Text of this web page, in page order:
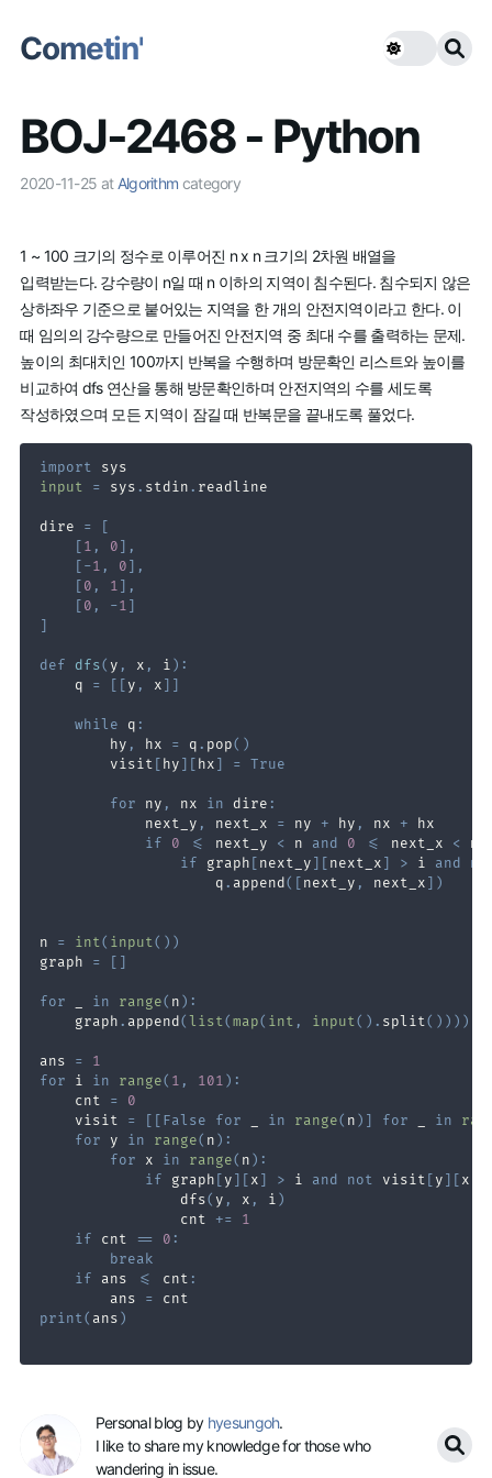
Cometin'
BOJ-2468 - Python
2020-11-25 at Algorithm category
1 ~ 100 크기의 정수로 이루어진 n x n 크기의 2차원 배열을
입력받는다. 강수량이 n일 때 n 이하의 지역이 침수된다. 침수되지 않은
상하좌우 기준으로 붙어있는 지역을 한 개의 안전지역이라고 한다. 이
때 임의의 강수량으로 만들어진 안전지역 중 최대 수를 출력하는 문제.
높이의 최대치인 100까지 반복을 수행하며 방문확인 리스트와 높이를
비교하여 dfs 연산을 통해 방문확인하며 안전지역의 수를 세도록
작성하였으며 모든 지역이 잠길 때 반복문을 끝내도록 풀었다.
import
input
= sys . stdin .
dire =
[
[ 1 , 0 ] ,
[ -1 , 0 ] ,
[ 0 , 1 ] ,
[ 0 , -1 ]
]
def dfs( y , x , i ) :
    q
= [ [ y , x ] ]
while q :
        hy
, hx = q . pop( )
        visit
[ hy ] [ hx ] = True
for ny , nx in dire :
            next_y
, next_x = ny + hy , nx +
if
0 <= next_y < n and 0 <= next_x < n
if graph [ next_y ] [ next_x ] > i and
                    q
. append ( [ next_y , next_x ] )
n = int( input( ) )
graph = [ ]
for in range( n ) :
    graph
. append (list(map( int , input( ) . split( ) ) ) )
ans =
1
for i in range( 1 , 101 ) :
    cnt
=
0
    visit
= [ [ False for in range( n ) ] for in
for y in range( n ) :
for x in range( n ) :
if graph [ y ] [ x ] > i and not visit [ y ] [ x
                dfs
( y , x , i )
                cnt
+=
1
if cnt == 0 :
break
if ans <= cnt :
        ans
=
print( ans )
Personal blog by hyesungoh.
I like to share my knowledge for those who
wandering in issue.